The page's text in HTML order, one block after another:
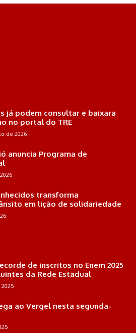
já podem consultar e baixara
no portal do TRE
de 2026
anuncia Programa de
transforma
em lição de solidariedade
de inscritos no Enem 2025
da Rede Estadual
ao Vergel nesta segunda-